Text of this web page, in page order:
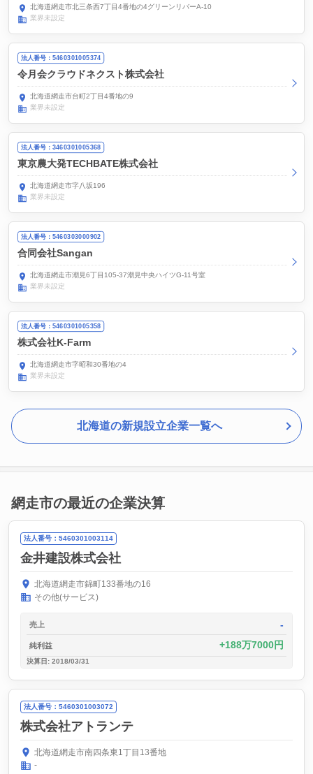
北海道網走市北三条西7丁目4番地の4グリーンリバーA-10
業界未設定
法人番号：5460301005374
令月会クラウドネクスト株式会社
北海道網走市台町2丁目4番地の9
業界未設定
法人番号：3460301005368
東京農大発TECHBATE株式会社
北海道網走市字八坂196
業界未設定
法人番号：5460303000902
合同会社Sangan
北海道網走市潮見6丁目105-37潮見中央ハイツG-11号室
業界未設定
法人番号：5460301005358
株式会社K-Farm
北海道網走市字昭和30番地の4
業界未設定
北海道の新規設立企業一覧へ
網走市の最近の企業決算
法人番号：5460301003114
金井建設株式会社
北海道網走市錦町133番地の16
その他(サービス)
売上 -
純利益 188万7000円
決算日: 2018/03/31
法人番号：5460301003072
株式会社アトランテ
北海道網走市南四条東1丁目13番地
-